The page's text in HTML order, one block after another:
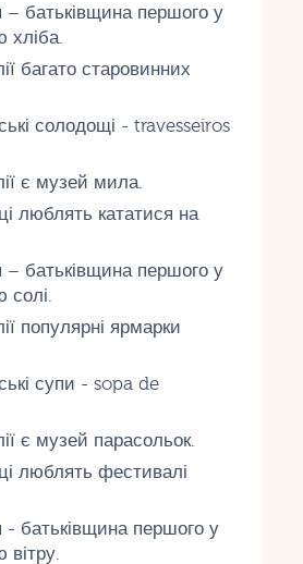
– батьківщина першого у
хліба.
багато старовинних
солодощі - travesseiros
є музей мила.
люблять кататися на
– батьківщина першого у
солі.
популярні ярмарки
супи - sopa de
є музей парасольок.
люблять фестивалі
- ​​батьківщина першого у
вітру.